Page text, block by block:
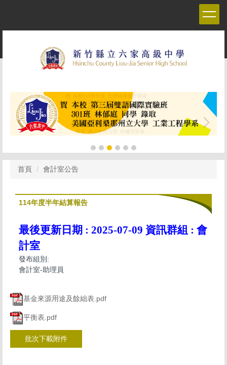
首頁 會計室公告
114年度半年結算報告
最後更新日期 : 2025-07-09 資訊群組 : 會
計室
發布組別:
會計室-助理員
基金來源用途及餘絀表.pdf
平衡表.pdf
批次下載附件